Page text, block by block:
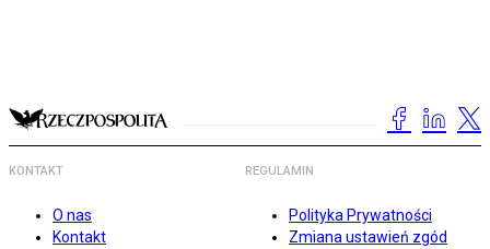
KONTAKT
O nas
Kontakt
REGULAMIN
Polityka Prywatności
Zmiana ustawień zgód